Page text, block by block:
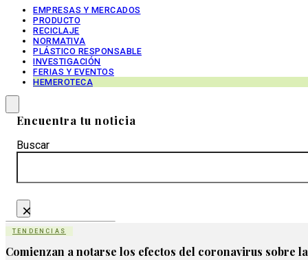
EMPRESAS Y MERCADOS
PRODUCTO
RECICLAJE
NORMATIVA
PLÁSTICO RESPONSABLE
INVESTIGACIÓN
FERIAS Y EVENTOS
HEMEROTECA
Encuentra tu noticia
Buscar
×
TENDENCIAS
Comienzan a notarse los efectos del coronavirus sobre